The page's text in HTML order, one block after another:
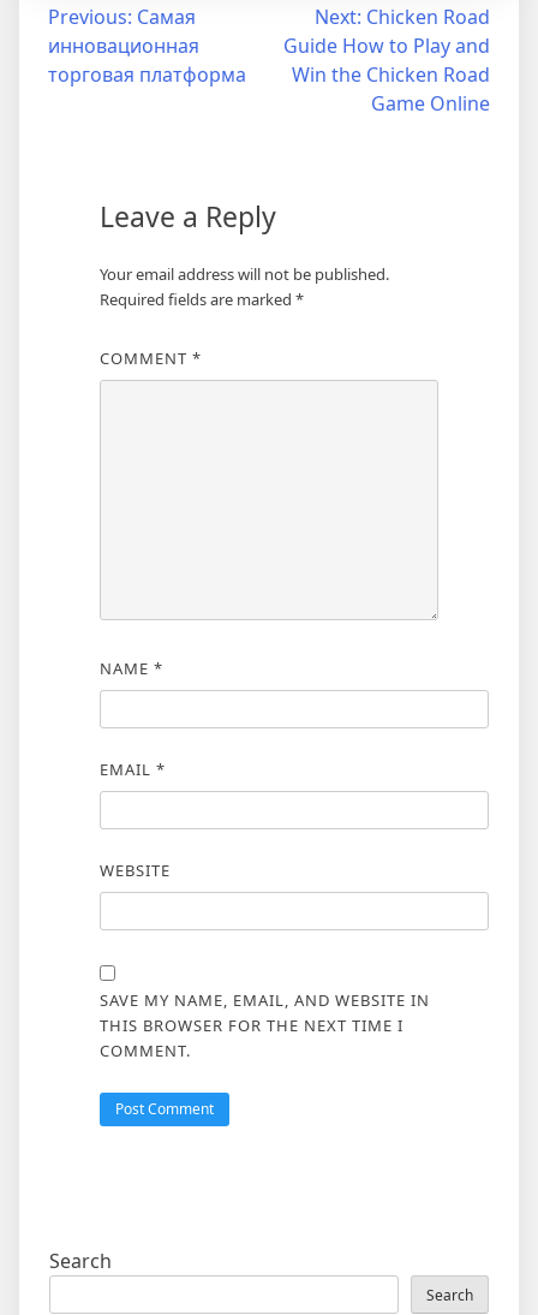
Post
navigation
Previous: Самая
инновационная
торговая платформа
Next: Chicken Road
Guide How to Play and
Win the Chicken Road
Game Online
Leave a Reply
Your email address will not be published.
Required fields are marked *
COMMENT *
NAME *
EMAIL *
WEBSITE
SAVE MY NAME, EMAIL, AND WEBSITE IN
THIS BROWSER FOR THE NEXT TIME I
COMMENT.
Search
Search